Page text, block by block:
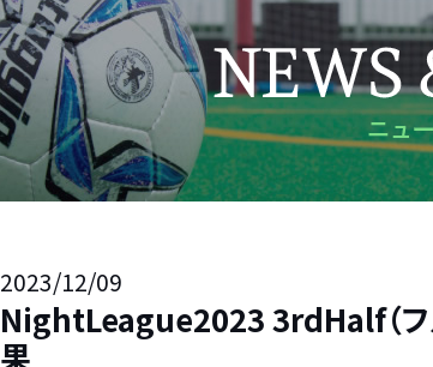
2023/12/09
NightLeague2023 3rdHalf（フ
果